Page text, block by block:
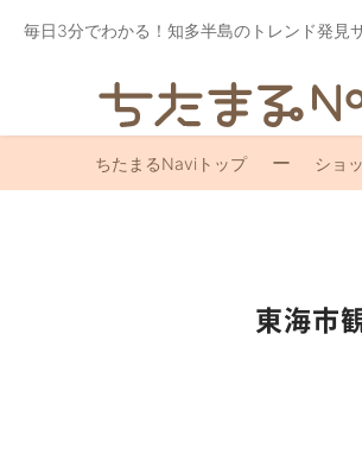
毎日3分でわかる！知多半島のトレンド発見
ちたまるNaviトップ ショ
東海市